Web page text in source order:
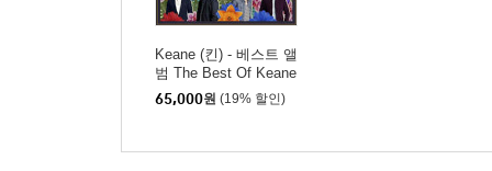
Keane (킨) - 베스트 앨
범 The Best Of Keane
[2LP]
65,000원 (19% 할인)